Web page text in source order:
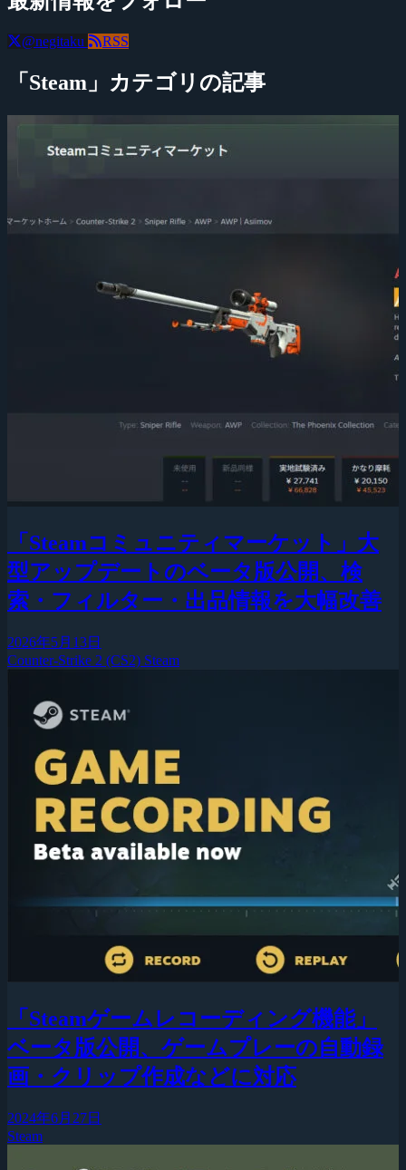
@negitaku RSS
「Steam」カテゴリの記事
「Steamコミュニティマーケット」大
型アップデートのベータ版公開、検
索・フィルター・出品情報を大幅改善
2026年5月13日
Counter-Strike 2 (CS2) Steam
「Steamゲームレコーディング機能」
ベータ版公開、ゲームプレーの自動録
画・クリップ作成などに対応
2024年6月27日
Steam